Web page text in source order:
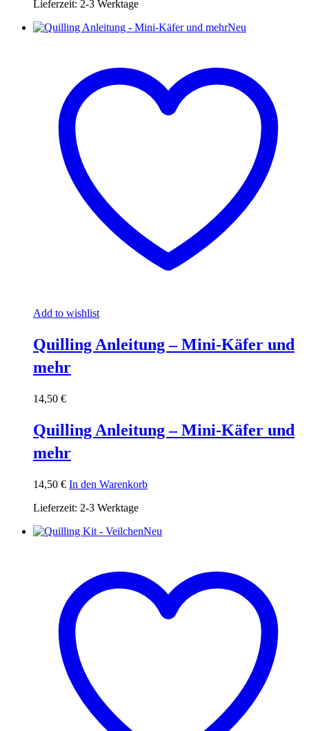
Lieferzeit: 2-3 Werktage
Neu
Add to wishlist
Quilling Anleitung – Mini-Käfer und
mehr
14,50 €
Quilling Anleitung – Mini-Käfer und
mehr
14,50 € In den Warenkorb
Lieferzeit: 2-3 Werktage
Neu